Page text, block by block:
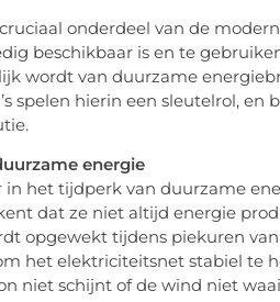
onderdeel van de
beschikbaar is en te
wordt van duurzame
spelen hierin een sleutelrol,
energie
in het tijdperk van duurzame
dat ze niet altijd energie
opgewekt tijdens piekuren
het elektriciteitsnet stabiel te
niet schijnt of de wind niet